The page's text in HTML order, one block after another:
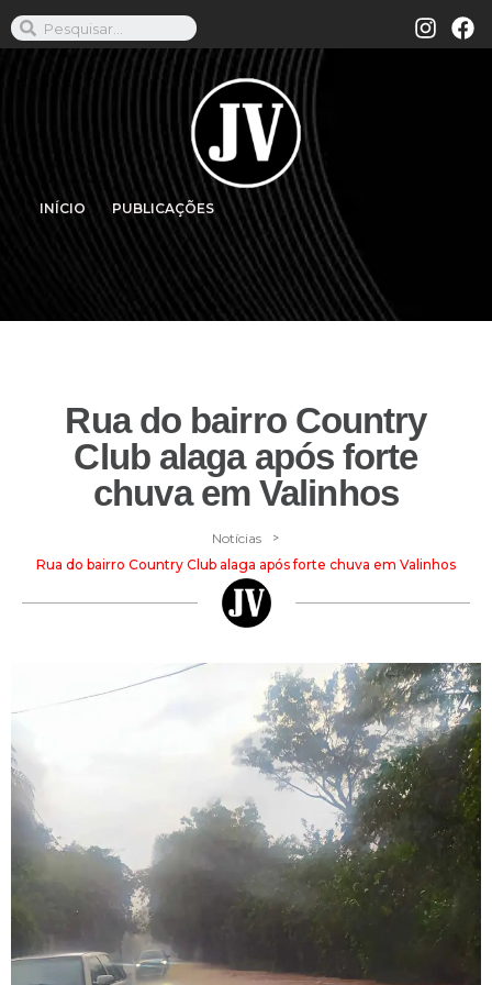
INÍCIO PUBLICAÇÕES
Rua do bairro Country
Club alaga após forte
chuva em Valinhos
Notícias >
Rua do bairro Country Club alaga após forte chuva em Valinhos